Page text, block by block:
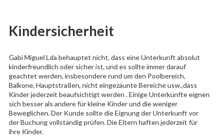
Kindersicherheit
Gabi Miguel Lda behauptet nicht, dass eine Unterkunft absolut
kinderfreundlich oder sicher ist, und es sollte immer darauf
geachtet werden, insbesondere rund um den Poolbereich,
Balkone, Hauptstraßen, nicht eingezäunte Bereiche usw.,dass
Kinder jederzeit beaufsichtigt werden . Einige Unterkünfte eignen
sich besser als andere für kleine Kinder und die weniger
Beweglichen. Der Kunde sollte die Eignung der Unterkunft vor
der Buchung vollständig prüfen. Die Eltern haften jederzeit für
ihre Kinder.